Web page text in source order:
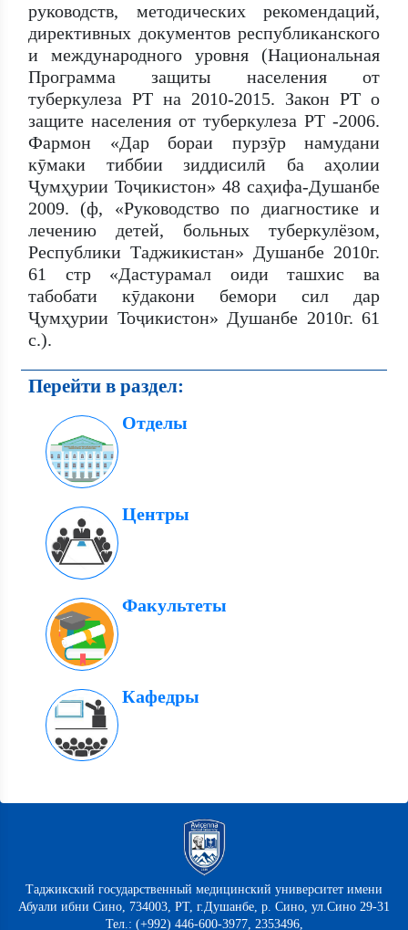
руководств, методических рекомендаций,
директивных документов республиканского
и международного уровня (Национальная
Программа защиты населения от
туберкулеза РТ на 2010-2015. Закон РТ о
защите населения от туберкулеза РТ -2006.
Фармон «Дар бораи пурзӯр намудани
кӯмаки тиббии зиддисилӣ ба аҳолии
Ҷумҳурии Тоҷикистон» 48 саҳифа-Душанбе
2009. (ф, «Руководство по диагностике и
лечению детей, больных туберкулёзом,
Республики Таджикистан» Душанбе 2010г.
61 стр «Дастурамал оиди ташхис ва
табобати кӯдакони бемори сил дар
Ҷумҳурии Тоҷикистон» Душанбе 2010г. 61
с.).
Перейти в раздел:
Отделы
Центры
Факультеты
Кафедры
Таджикский государственный медицинский университет имени
Абуали ибни Сино, 734003, РТ, г.Душанбе, р. Сино, ул.Сино 29-31
Тел.: (+992) 446-600-3977, 2353496,